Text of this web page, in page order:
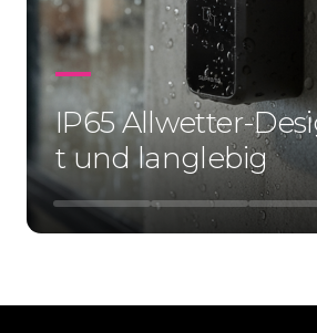
IP65 Allwetter-
t und langlebig